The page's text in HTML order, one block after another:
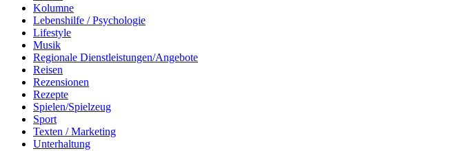
Kolumne
Lebenshilfe / Psychologie
Lifestyle
Musik
Regionale Dienstleistungen/Angebote
Reisen
Rezensionen
Rezepte
Spielen/Spielzeug
Sport
Texten / Marketing
Unterhaltung